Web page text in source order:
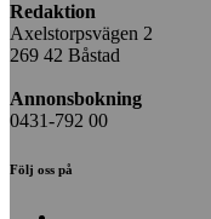
Redaktion
Axelstorpsvägen 2
269 42 Båstad
Annonsbokning
0431-792 00
Följ oss på